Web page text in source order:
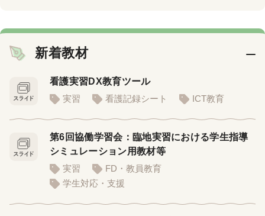
新着教材
看護実習DX教育ツール
実習
看護記録シート ICT教育
第6回協働学習会：臨地実習における学生指導
シミュレーション用教材等
実習
FD・教員教育
学生対応・支援